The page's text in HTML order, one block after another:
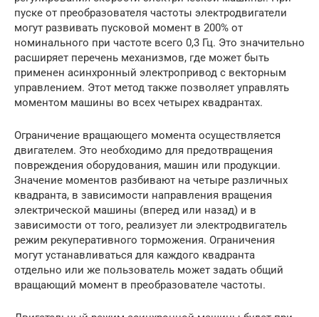
пуске от преобразователя частоты электродвигатели
могут развивать пусковой момент в 200% от
номинального при частоте всего 0,3 Гц. Это значительно
расширяет перечень механизмов, где может быть
применен асинхронный электропривод с векторным
управлением. Этот метод также позволяет управлять
моментом машины во всех четырех квадрантах.
Ограничение вращающего момента осуществляется
двигателем. Это необходимо для предотвращения
повреждения оборудования, машин или продукции.
Значение моментов разбивают на четыре различных
квадранта, в зависимости направления вращения
электрической машины (вперед или назад) и в
зависимости от того, реализует ли электродвигатель
режим рекуперативного торможения. Ограничения
могут устанавливаться для каждого квадранта
отдельно или же пользователь может задать общий
вращающий момент в преобразователе частоты.